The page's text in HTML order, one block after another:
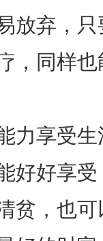
放弃，
，同样
力享受
好好享
贫，也